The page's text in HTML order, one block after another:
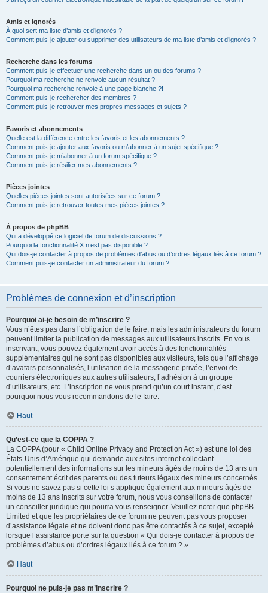
Amis et ignorés
À quoi sert ma liste d’amis et d’ignorés ?
Comment puis-je ajouter ou supprimer des utilisateurs de ma liste d’amis et d’ignorés ?
Recherche dans les forums
Comment puis-je effectuer une recherche dans un ou des forums ?
Pourquoi ma recherche ne renvoie aucun résultat ?
Pourquoi ma recherche renvoie à une page blanche ?!
Comment puis-je rechercher des membres ?
Comment puis-je retrouver mes propres messages et sujets ?
Favoris et abonnements
Quelle est la différence entre les favoris et les abonnements ?
Comment puis-je ajouter aux favoris ou m’abonner à un sujet spécifique ?
Comment puis-je m’abonner à un forum spécifique ?
Comment puis-je résilier mes abonnements ?
Pièces jointes
Quelles pièces jointes sont autorisées sur ce forum ?
Comment puis-je retrouver toutes mes pièces jointes ?
À propos de phpBB
Qui a développé ce logiciel de forum de discussions ?
Pourquoi la fonctionnalité X n’est pas disponible ?
Qui dois-je contacter à propos de problèmes d’abus ou d’ordres légaux liés à ce forum ?
Comment puis-je contacter un administrateur du forum ?
Problèmes de connexion et d’inscription
Pourquoi ai-je besoin de m’inscrire ?
Vous n’êtes pas dans l’obligation de le faire, mais les administrateurs du forum
peuvent limiter la publication de messages aux utilisateurs inscrits. En vous
inscrivant, vous pouvez également avoir accès à des fonctionnalités
supplémentaires qui ne sont pas disponibles aux visiteurs, tels que l’affichage
d’avatars personnalisés, l’utilisation de la messagerie privée, l’envoi de
courriers électroniques aux autres utilisateurs, l’adhésion à un groupe
d’utilisateurs, etc. L’inscription ne vous prend qu’un court instant, c’est
pourquoi nous vous recommandons de le faire.
Haut
Qu’est-ce que la COPPA ?
La COPPA (pour « Child Online Privacy and Protection Act ») est une loi des
États-Unis d’Amérique qui demande aux sites internet collectant
potentiellement des informations sur les mineurs âgés de moins de 13 ans un
consentement écrit des parents ou des tuteurs légaux des mineurs concernés.
Si vous ne savez pas si cette loi s’applique également aux mineurs âgés de
moins de 13 ans inscrits sur votre forum, nous vous conseillons de contacter
un conseiller juridique qui pourra vous renseigner. Veuillez noter que phpBB
Limited et que les propriétaires de ce forum ne peuvent pas vous proposer
d’assistance légale et ne doivent donc pas être contactés à ce sujet, excepté
lorsque l’assistance porte sur la question « Qui dois-je contacter à propos de
problèmes d’abus ou d’ordres légaux liés à ce forum ? ».
Haut
Pourquoi ne puis-je pas m’inscrire ?